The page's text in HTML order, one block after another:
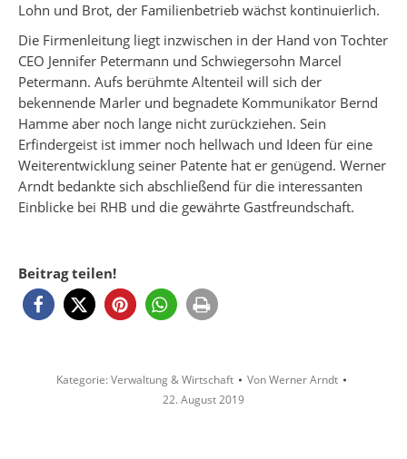
Lohn und Brot, der Familienbetrieb wächst kontinuierlich.
Die Firmenleitung liegt inzwischen in der Hand von Tochter
CEO Jennifer Petermann und Schwiegersohn Marcel
Petermann. Aufs berühmte Altenteil will sich der
bekennende Marler und begnadete Kommunikator Bernd
Hamme aber noch lange nicht zurückziehen. Sein
Erfindergeist ist immer noch hellwach und Ideen für eine
Weiterentwicklung seiner Patente hat er genügend. Werner
Arndt bedankte sich abschließend für die interessanten
Einblicke bei RHB und die gewährte Gastfreundschaft.
Beitrag teilen!
Kategorie:Verwaltung & Wirtschaft VonWerner Arndt
22. August 2019